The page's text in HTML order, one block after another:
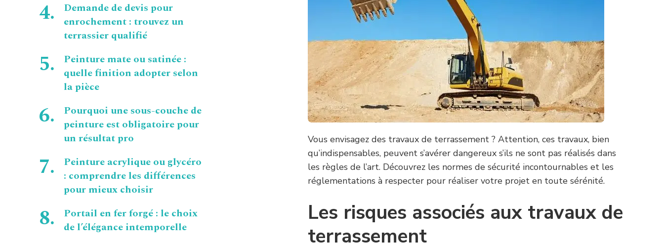
Vous envisagez des travaux de terrassement ? Attention, ces travaux, bien
qu’indispensables, peuvent s’avérer dangereux s’ils ne sont pas réalisés dans
les règles de l’art. Découvrez les normes de sécurité incontournables et les
réglementations à respecter pour réaliser votre projet en toute sérénité.
Les risques associés aux travaux de
terrassement
Demande de devis pour
enrochement : trouvez un
terrassier qualifié
Peinture mate ou satinée :
quelle finition adopter selon
la pièce
Pourquoi une sous-couche de
peinture est obligatoire pour
un résultat pro
Peinture acrylique ou glycéro
: comprendre les différences
pour mieux choisir
Portail en fer forgé : le choix
de l’élégance intemporelle